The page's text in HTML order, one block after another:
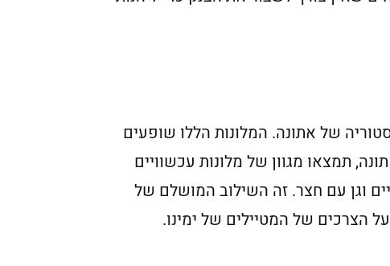
של אתונה. המלונות הללו שופעים
תמצאו מגוון של מלונות עכשוויים
וגן עם חצר. זה השילוב המושלם של
על הצרכים של המטיילים של ימינו.